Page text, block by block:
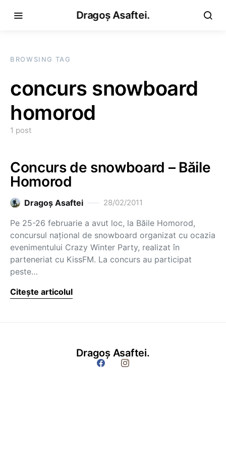
Dragoș Asaftei.
BROWSING TAG
concurs snowboard
homorod
1 post
Concurs de snowboard – Băile
Homorod
Dragoş Asaftei 28/02/2011
Pe 25-26 februarie a avut loc, la Băile Homorod,
concursul naţional de snowboard organizat cu ocazia
evenimentului Crazy Winter Party, realizat în
parteneriat cu KissFM. La concurs au participat
peste…
Citește articolul
Dragoș Asaftei.